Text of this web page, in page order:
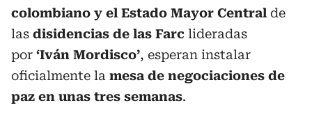
colombiano y el Estado Mayor Central de
las disidencias de las Farc lideradas
por ‘Iván Mordisco’, esperan instalar
oficialmente la mesa de negociaciones de
paz en unas tres semanas.